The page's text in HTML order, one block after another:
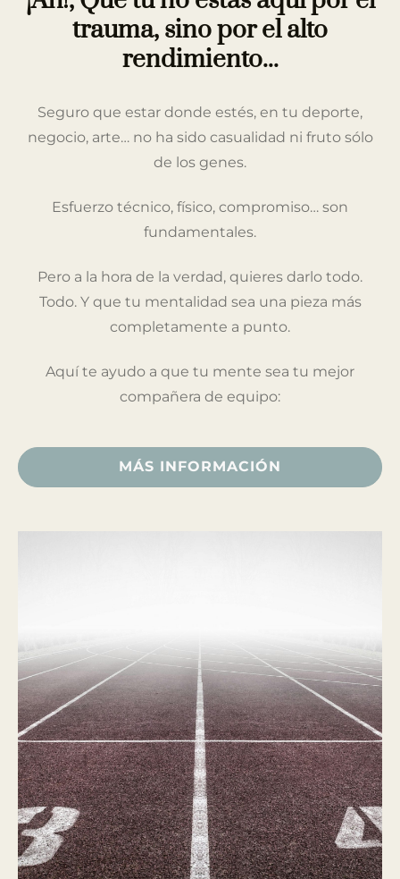
trauma, sino por el alto
rendimiento...
Seguro que estar donde estés, en tu deporte,
negocio, arte… no ha sido casualidad ni fruto sólo
de los genes.
Esfuerzo técnico, físico, compromiso… son
fundamentales.
Pero a la hora de la verdad, quieres darlo todo.
Todo. Y que tu mentalidad sea una pieza más
completamente a punto.
Aquí te ayudo a que tu mente sea tu mejor
compañera de equipo:
MÁS INFORMACIÓN